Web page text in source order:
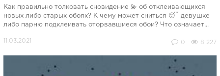
Как правильно толковать сновидение 💫 об отклеивающихся
новых либо старых обоях? К чему может сниться 😴 девушке
либо парню подклеивать оторвавшиеся обои? Что означает...
0 8 227